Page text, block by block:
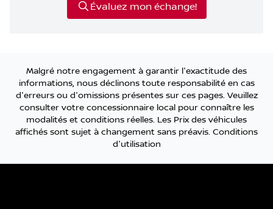
Évaluez mon échange!
Malgré notre engagement à garantir l'exactitude des
informations, nous déclinons toute responsabilité en cas
d'erreurs ou d'omissions présentes sur ces pages. Veuillez
consulter votre concessionnaire local pour connaître les
modalités et conditions réelles. Les Prix des véhicules
affichés sont sujet à changement sans préavis. Conditions
d'utilisation